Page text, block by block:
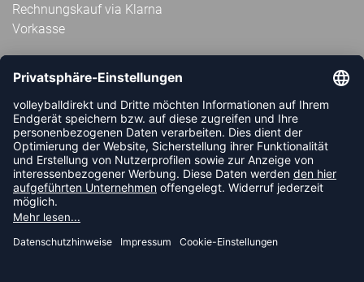
Rechnungskauf via Klarna
Vorkasse
ABONNIERE JETZT DEN KOSTENLOSEN
VOLLEYBALLDIREKT-NEWSLETTER UND VERPASSE KEINE
NEUIGKEIT ODER AKTION MEHR.
JETZT ANMELDEN